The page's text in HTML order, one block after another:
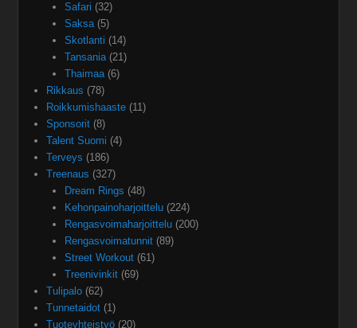
Safari (32)
Saksa(5)
Skotlanti (14)
Tansania(21)
Thaimaa(6)
Rikkaus (78)
Roikkumishaaste (11)
Sponsorit (8)
Talent Suomi (4)
Terveys (186)
Treenaus (327)
Dream Rings (48)
Kehonpainoharjoittelu(224)
Rengasvoimaharjoittelu(200)
Rengasvoimatunnit(89)
Street Workout(61)
Treenivinkit(69)
Tulipalo (62)
Tunnetaidot (1)
Tuoteyhteistyö (20)